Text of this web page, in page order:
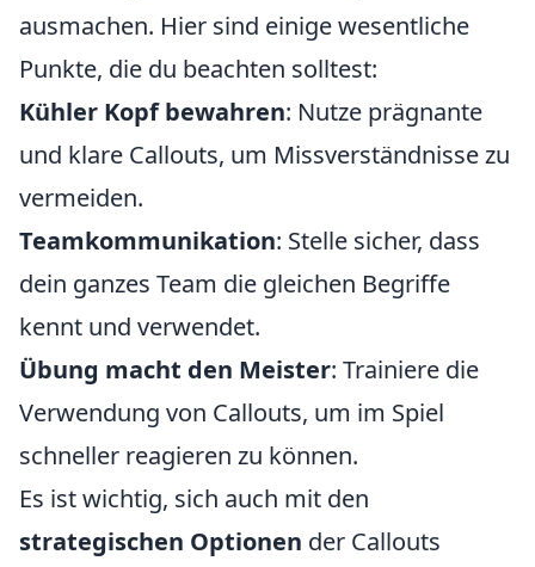
ausmachen. Hier sind einige wesentliche
Punkte, die du beachten solltest:
Kühler Kopf bewahren: Nutze prägnante
und klare Callouts, um Missverständnisse zu
vermeiden.
Teamkommunikation: Stelle sicher, dass
dein ganzes Team die gleichen Begriffe
kennt und verwendet.
Übung macht den Meister: Trainiere die
Verwendung von Callouts, um im Spiel
schneller reagieren zu können.
Es ist wichtig, sich auch mit den
strategischen Optionen der Callouts